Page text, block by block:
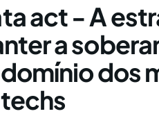
act - A
a
dos